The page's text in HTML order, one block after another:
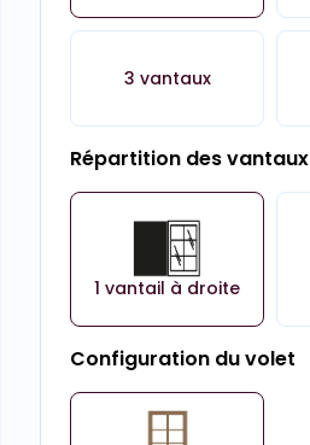
3 vantaux
Répartition des vantaux
1 vantail à droite
Configuration du volet